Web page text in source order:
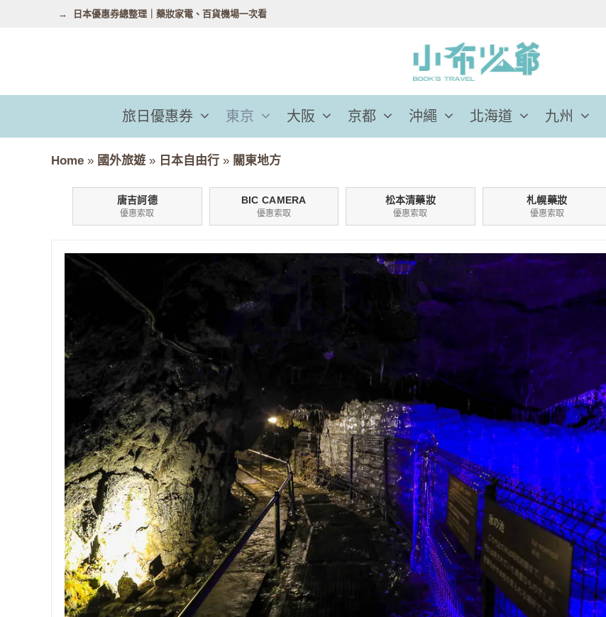
容
日本優惠券總整理｜藥妝家電、百貨機場一次看
旅日優惠券 東京 大阪 京都 沖繩 北海道 九州
Home » 國外旅遊 » 日本自由行 » 關東地方
唐吉訶德
優惠索取
BIC CAMERA
優惠索取
松本清藥妝
優惠索取
札幌藥妝
優惠索取